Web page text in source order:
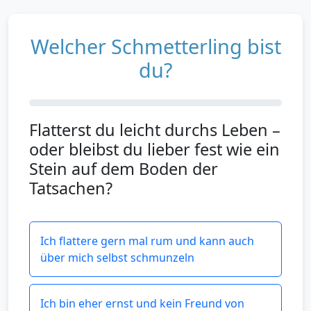
Welcher Schmetterling bist
du?
Flatterst du leicht durchs Leben –
oder bleibst du lieber fest wie ein
Stein auf dem Boden der
Tatsachen?
Ich flattere gern mal rum und kann auch
über mich selbst schmunzeln
Ich bin eher ernst und kein Freund von